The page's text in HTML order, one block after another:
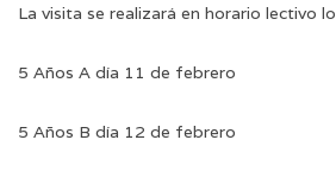
La visita se realizará en horario lectivo
5 Años A día 11 de febrero
5 Años B día 12 de febrero